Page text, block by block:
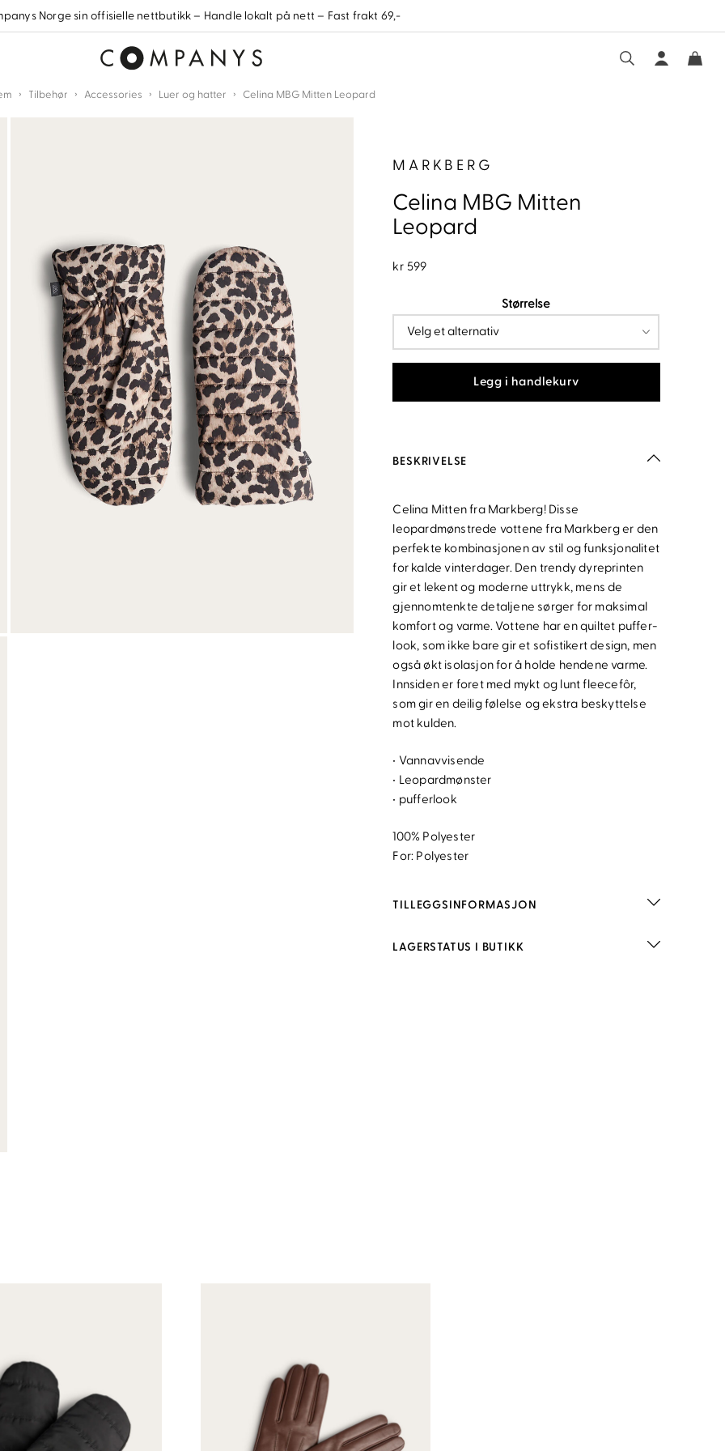
Norge sin offisielle nettbutikk – Handle lokalt på nett – Fast frakt 69,-
› Tilbehør › Accessories › Luer og hatter › Celina MBG Mitten Leopard
MARKBERG
Celina MBG Mitten
Leopard
kr 599
Størrelse
Legg i handlekurv
BESKRIVELSE
Celina Mitten fra Markberg! Disse
leopardmønstrede vottene fra Markberg er den
perfekte kombinasjonen av stil og funksjonalitet
for kalde vinterdager. Den trendy dyreprinten
gir et lekent og moderne uttrykk, mens de
gjennomtenkte detaljene sørger for maksimal
komfort og varme. Vottene har en quiltet puffer-
look, som ikke bare gir et sofistikert design, men
også økt isolasjon for å holde hendene varme.
Innsiden er foret med mykt og lunt fleecefôr,
som gir en deilig følelse og ekstra beskyttelse
mot kulden.
• Vannavvisende
• Leopardmønster
• pufferlook
100% Polyester
For: Polyester
TILLEGGSINFORMASJON
LAGERSTATUS I BUTIKK